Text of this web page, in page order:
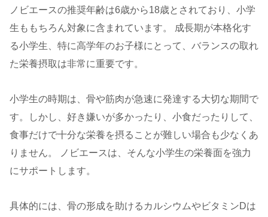
ノビエースの推奨年齢は6歳から18歳とされており、小学
生ももちろん対象に含まれています。 成長期が本格化す
る小学生、特に高学年のお子様にとって、バランスの取れ
た栄養摂取は非常に重要です。
小学生の時期は、骨や筋肉が急速に発達する大切な期間で
す。しかし、好き嫌いが多かったり、小食だったりして、
食事だけで十分な栄養を摂ることが難しい場合も少なくあ
りません。 ノビエースは、そんな小学生の栄養面を強力
にサポートします。
具体的には、骨の形成を助けるカルシウムやビタミンDは